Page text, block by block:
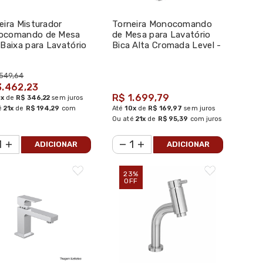
Misturador
de Mesa
para Lavatório
de R$ 346,22 sem juros
21x de R$ 194,29 com
ADICIONAR
Torneira Monocomando
de Mesa para Lavatório
Bica Alta Cromada Level -
R$ 1.699,79
Até10xde R$ 169,97 sem juros
Ou até 21x de R$ 95,39 com juros
ADICIONAR
23%
OFF